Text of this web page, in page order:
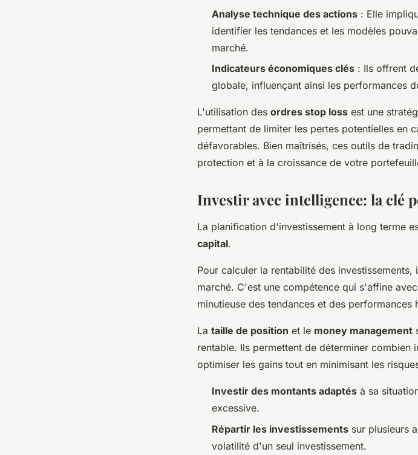
Analyse technique des actions : Elle
identifier les tendances et les modèles
marché.
Indicateurs économiques clés : Ils offrent
globale, influençant ainsi les performances
L'utilisation des ordres stop loss est une
permettant de limiter les pertes potentielles en
défavorables. Bien maîtrisés, ces outils de
protection et à la croissance de votre
Investir avec intelligence: la clé
La planification d'investissement à long terme
capital.
Pour calculer la rentabilité des
marché. C'est une compétence qui s'affine
minutieuse des tendances et des performances
La taille de position et le money management
rentable. Ils permettent de déterminer
optimiser les gains tout en minimisant les
Investir des montants adaptés à sa
excessive.
Répartir les investissements sur plusieurs
volatilité d'un seul investissement.